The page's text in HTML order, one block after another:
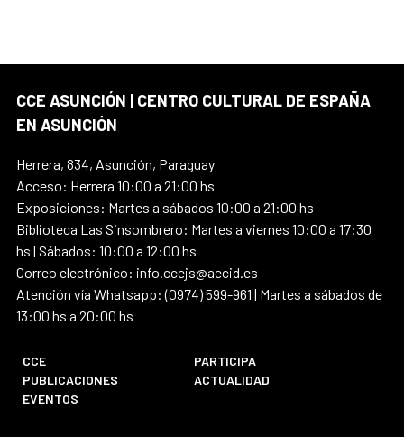
CCE ASUNCIÓN | CENTRO CULTURAL DE ESPAÑA
EN ASUNCIÓN
Herrera, 834, Asunción, Paraguay
Acceso: Herrera 10:00 a 21:00 hs
Exposiciones: Martes a sábados 10:00 a 21:00 hs
Biblioteca Las Sinsombrero: Martes a viernes 10:00 a 17:30
hs | Sábados: 10:00 a 12:00 hs
Correo electrónico: info.ccejs@aecid.es
Atención vía Whatsapp: (0974) 599-961 | Martes a sábados de
13:00 hs a 20:00 hs
CCE
PARTICIPA
PUBLICACIONES
ACTUALIDAD
EVENTOS